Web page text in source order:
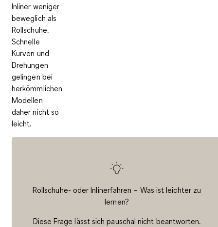
Inliner weniger
beweglich als
Rollschuhe.
Schnelle
Kurven und
Drehungen
gelingen bei
herkömmlichen
Modellen
daher nicht so
leicht.
Rollschuhe- oder Inlinerfahren – Was ist leichter zu
lernen?
Diese Frage lässt sich pauschal nicht beantworten.